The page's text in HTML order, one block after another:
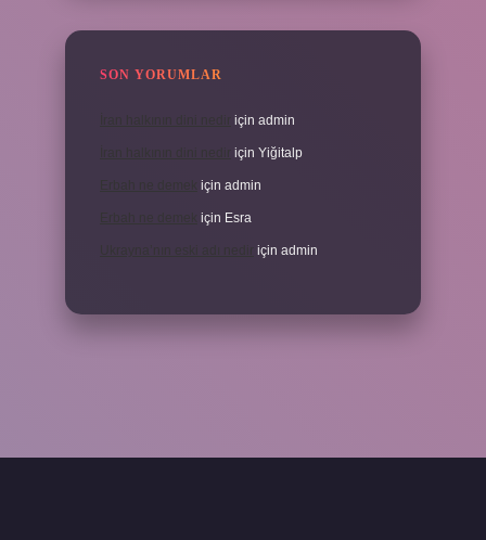
SON YORUMLAR
için admin
için Yiğitalp
için admin
için Esra
için admin